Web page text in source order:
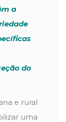
a
do
e rural
uma